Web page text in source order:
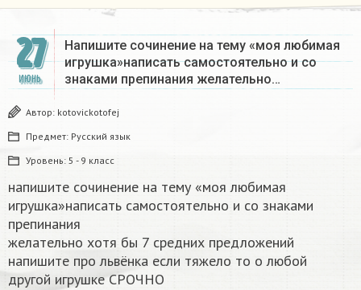
27
ИЮНЬ
Напишите сочинение на тему «моя любимая
игрушка»написать самостоятельно и со
знаками препинания желательно…
Автор: kotovickotofej
Предмет: Русский язык
Уровень: 5 - 9 класс
напишите сочинение на тему «моя любимая
игрушка»написать самостоятельно и со знаками
препинания
желательно хотя бы 7 средних предложений
напишите про львёнка если тяжело то о любой
другой игрушке СРОЧНО